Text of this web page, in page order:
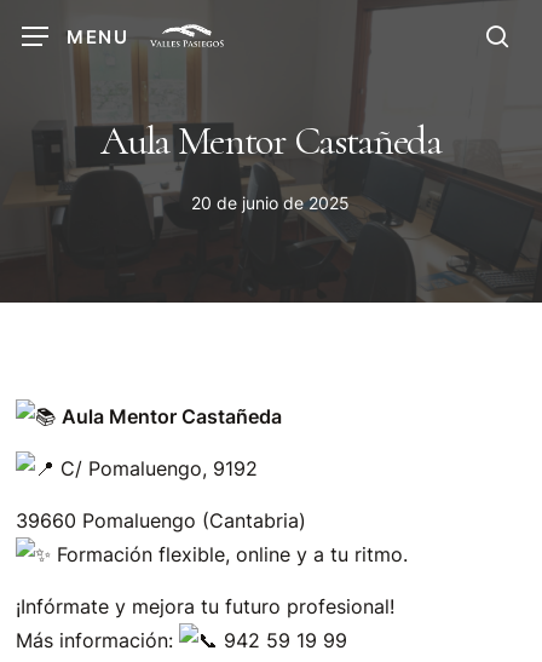
MENU
Aula Mentor Castañeda
20 de junio de 2025
Aula Mentor Castañeda
C/ Pomaluengo, 9192
39660 Pomaluengo (Cantabria)
Formación flexible, online y a tu ritmo.
¡Infórmate y mejora tu futuro profesional!
Más información:
942 59 19 99